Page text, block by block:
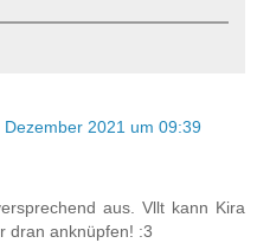
Dezember 2021 um 09:39
aus. Vllt kann Kira
dran anknüpfen! :3